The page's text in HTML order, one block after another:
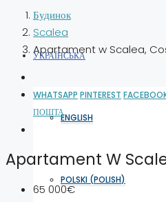
УКРАЇНСЬКА
ENGLISH
POLSKI (POLISH)
Будинок
Scalea
Apartament w Scalea,
WHATSAPP PINTEREST
ПОШТА
Apartament W
65 000€